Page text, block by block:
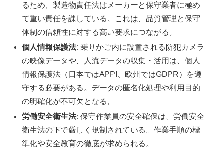
るため、製造物責任法はメーカーと保守業者に極め
て重い責任を課している。これは、品質管理と保守
体制の信頼性に対する高い要求につながる。
個人情報保護法: 乗りかご内に設置される防犯カメラ
の映像データや、人流データの収集・活用は、個人
情報保護法（日本ではAPPI、欧州ではGDPR）を遵
守する必要がある。データの匿名化処理や利用目的
の明確化が不可欠となる。
労働安全衛生法: 保守作業員の安全確保は、労働安全
衛生法の下で厳しく規制されている。作業手順の標
準化や安全教育の徹底が求められる。